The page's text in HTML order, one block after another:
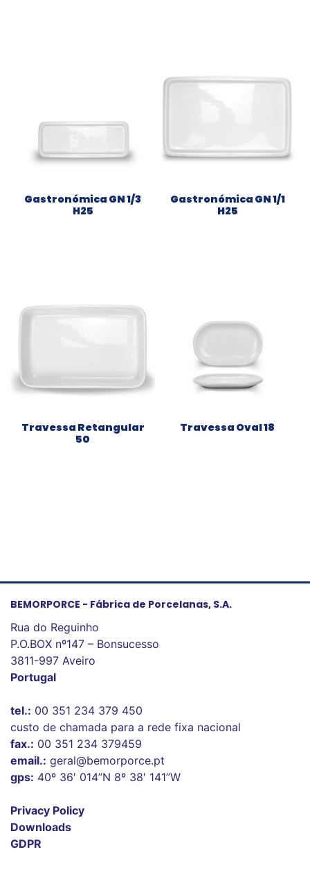
Gastronómica GN 1/3
H25
Gastronómica GN 1/1
H25
Travessa Retangular
50
Travessa Oval 18
BEMORPORCE - Fábrica de Porcelanas, S.A.
Rua do Reguinho
P.O.BOX nº147 – Bonsucesso
3811-997 Aveiro
Portugal
tel.: 00 351 234 379 450
custo de chamada para a rede fixa nacional
fax.: 00 351 234 379459
email.: geral@bemorporce.pt
gps: 40º 36′ 014”N 8º 38′ 141”W
Privacy Policy
Downloads
GDPR